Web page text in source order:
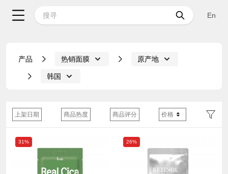
En
产品 热销面膜 原产地
韩国
上架日期 商品热度 商品评分 价格
31% 26%